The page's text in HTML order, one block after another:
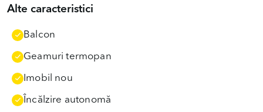
Alte caracteristici
Balcon
Geamuri termopan
Imobil nou
Încălzire autonomă